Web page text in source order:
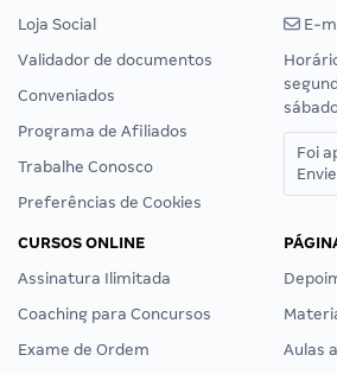
Loja Social
Validador de documentos
Conveniados
Programa de Afiliados
Trabalhe Conosco
Preferências de Cookies
E-
Foi
CURSOS ONLINE
Assinatura Ilimitada
Coaching para Concursos
Exame de Ordem
Aulas